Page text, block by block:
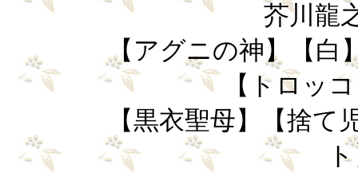
芥川龍
【アグニの神】【白
【トロッ
【黒衣聖母】【捨て